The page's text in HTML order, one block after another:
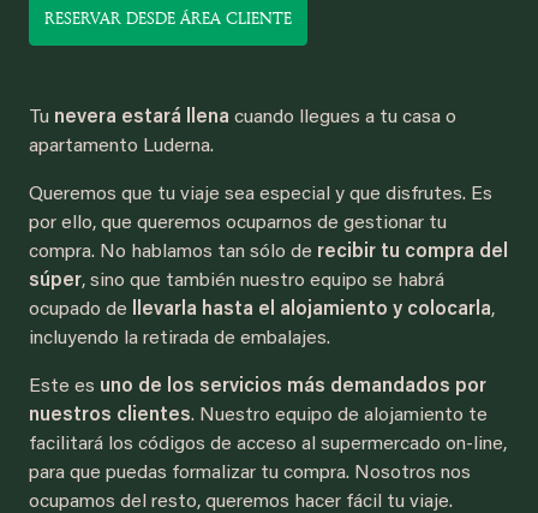
RESERVAR DESDE ÁREA CLIENTE
Tu nevera estará llena cuando llegues a tu casa o
apartamento Luderna.
Queremos que tu viaje sea especial y que disfrutes. Es
por ello, que queremos ocuparnos de gestionar tu
compra. No hablamos tan sólo de recibir tu compra del
súper, sino que también nuestro equipo se habrá
ocupado de
llevarla hasta el alojamiento y colocarla,
incluyendo la retirada de embalajes.
Este es uno de los servicios más demandados por
nuestros clientes. Nuestro equipo de alojamiento te
facilitará los códigos de acceso al supermercado on-line,
para que puedas formalizar tu compra. Nosotros nos
ocupamos del resto, queremos hacer fácil tu viaje.